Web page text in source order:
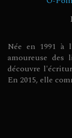
Née en 1991 à
amoureuse des
découvre
En 2015, elle